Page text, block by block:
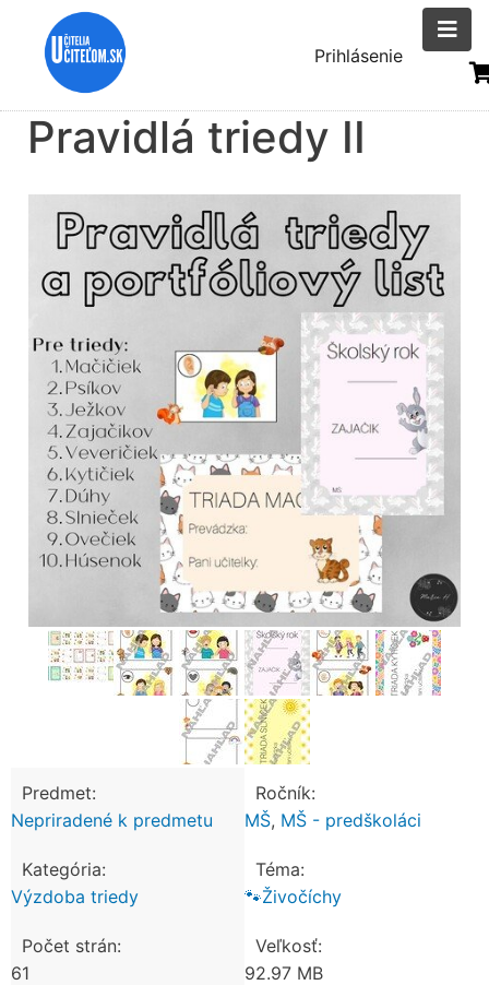
Menu
účtu
Prihlásenie
Pravidlá triedy II
Predmet:
Nepriradené k predmetu
Ročník:
MŠ, MŠ - predškoláci
Kategória:
Výzdoba triedy
Téma:
🐾Živočíchy
Počet strán:
61
Veľkosť:
92.97 MB